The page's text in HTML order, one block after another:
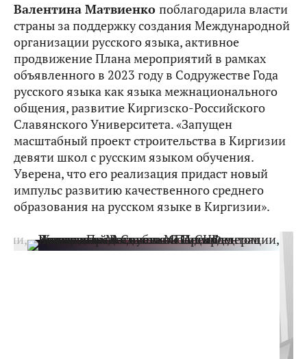
Валентина Матвиенко поблагодарила власти
страны за поддержку создания Международной
организации русского языка, активное
продвижение Плана мероприятий в рамках
объявленного в 2023 году в Содружестве Года
русского языка как языка межнационального
общения, развитие Киргизско-Российского
Славянского Университета. «Запущен
масштабный проект строительства в Киргизии
девяти школ с русским языком обучения.
Уверена, что его реализация придаст новый
импульс развитию качественного среднего
образования на русском языке в Киргизии».